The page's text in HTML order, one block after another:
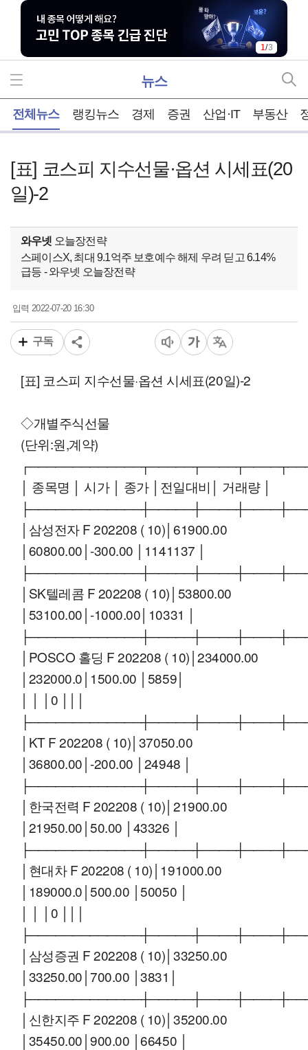
1/3
뉴스
전체뉴스 랭킹뉴스 경제 증권 산업·IT 부동산
[표] 코스피 지수선물·옵션 시세표(20
일)-2
와우넷 오늘장전략
스페이스X, 최대 9.1억주 보호예수 해제 우려 딛고 6.14%
급등 - 와우넷 오늘장전략
입력 2022-07-20 16:30
구독
[표] 코스피 지수선물·옵션 시세표(20일)-2
◇개별주식선물
(단위:원,계약)
│ 종목명 │ 시가 │ 종가 │전일대비│ 거래량 │
│삼성전자 F 202208 ( 10)│61900.00
│60800.00│-300.00 │1141137 │
│SK텔레콤 F 202208 ( 10)│53800.00
│53100.00│-1000.00│10331 │
│POSCO 홀딩 F 202208 ( 10)│234000.00
│232000.0│1500.00 │5859│
│ │ │0 │││
│KT F 202208 ( 10)│37050.00
│36800.00│-200.00 │24948 │
│한국전력 F 202208 ( 10)│21900.00
│21950.00│50.00 │43326 │
│현대차 F 202208 ( 10)│191000.00
│189000.0│500.00 │50050 │
│ │ │0 │││
│삼성증권 F 202208 ( 10)│33250.00
│33250.00│700.00 │3831│
│신한지주 F 202208 ( 10)│35200.00
│35450.00│900.00 │66450 │